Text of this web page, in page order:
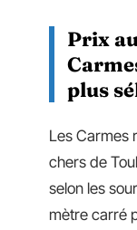
Prix
plus
Les Carmes
chers de
selon les
mètre carré